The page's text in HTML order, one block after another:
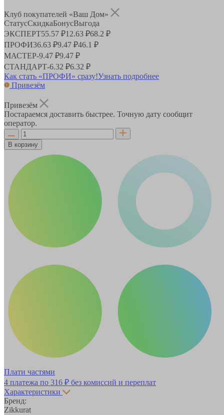
Клуб покупателей «Ваш Дом»
СтатусСкидкаБонусВыгода
ЭКСПЕРТ55.57 ₽12.63 ₽68.2 ₽
ПРОФИ36.63 ₽9.47 ₽46.1 ₽
МАСТЕР-9.47 ₽9.47 ₽
СТАНДАРТ-6.32 ₽6.32 ₽
Как стать «ПРОФИ» сразу!Узнать подробнее
Привезём
Привезём
Постараемся доставить быстрее. Точную дату сообщит
оператор.
В корзину
Плати частями
4 платежа по 316 ₽ без комиссий и переплат
Характеристики
Бренд:
Zikkurat